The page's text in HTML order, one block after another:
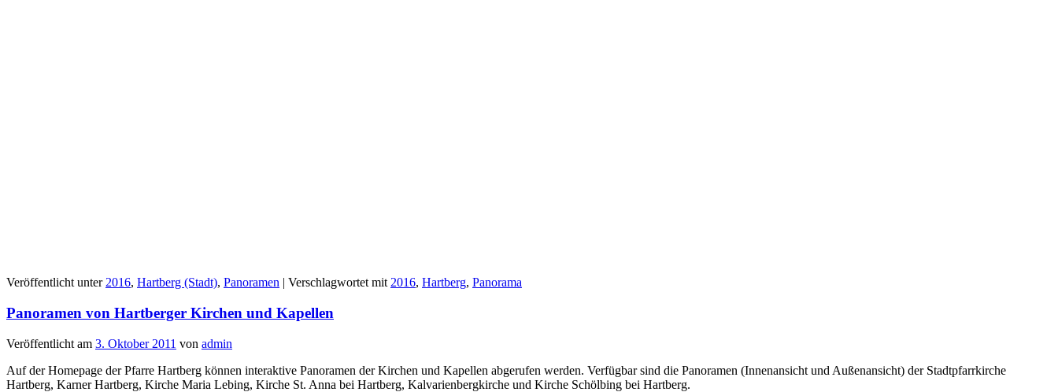
Veröffentlicht unter 2016, Hartberg (Stadt), Panoramen Verschlagwortet mit 2016, Hartberg, Panorama
Panoramen von Hartberger Kirchen und Kapellen
Veröffentlicht am 3. Oktober 2011 von admin
Auf der Homepage der Pfarre Hartberg können interaktive Panoramen der Kirchen und Kapellen abgerufen werden. Verfügbar sind die Panoramen (Innenansicht und Außenansicht) der Stadtpfarrkirche
Hartberg, Karner Hartberg, Kirche Maria Lebing, Kirche St. Anna bei Hartberg, Kalvarienbergkirche und Kirche Schölbing bei Hartberg.